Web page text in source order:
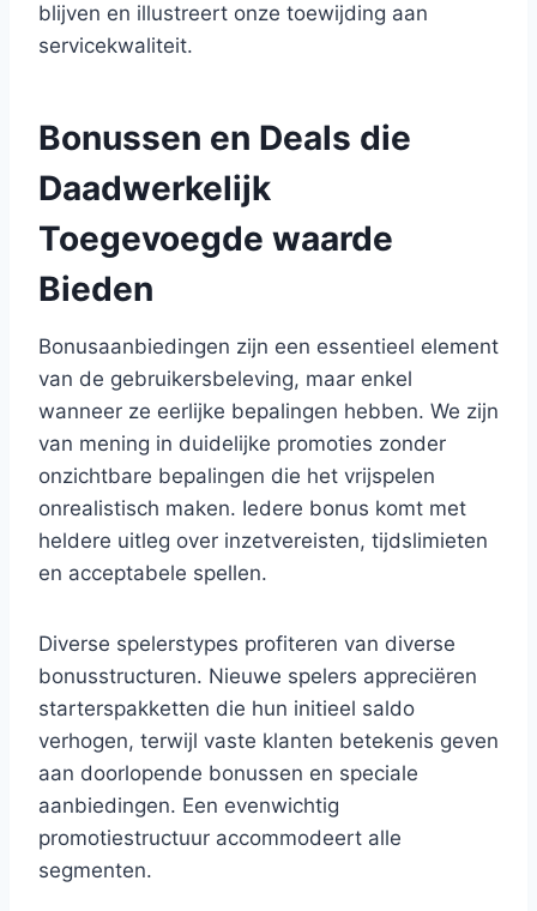
blijven en illustreert onze toewijding aan
servicekwaliteit.
Bonussen en Deals die
Daadwerkelijk
Toegevoegde waarde
Bieden
Bonusaanbiedingen zijn een essentieel element
van de gebruikersbeleving, maar enkel
wanneer ze eerlijke bepalingen hebben. We zijn
van mening in duidelijke promoties zonder
onzichtbare bepalingen die het vrijspelen
onrealistisch maken. Iedere bonus komt met
heldere uitleg over inzetvereisten, tijdslimieten
en acceptabele spellen.
Diverse spelerstypes profiteren van diverse
bonusstructuren. Nieuwe spelers appreciëren
starterspakketten die hun initieel saldo
verhogen, terwijl vaste klanten betekenis geven
aan doorlopende bonussen en speciale
aanbiedingen. Een evenwichtig
promotiestructuur accommodeert alle
segmenten.